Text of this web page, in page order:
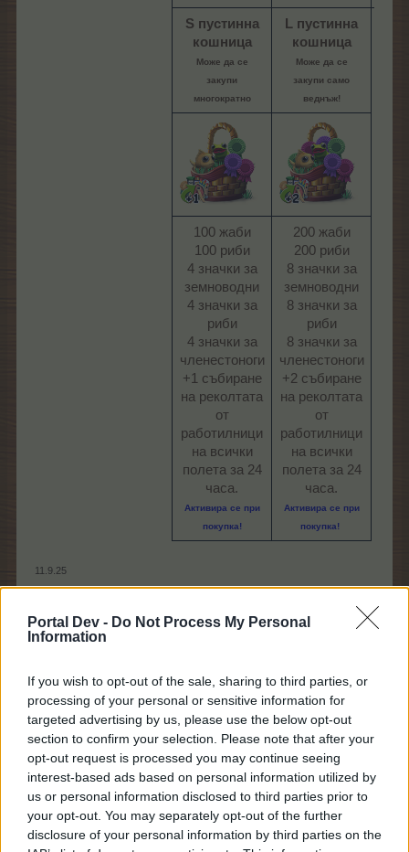
Portal Dev - Do Not Process My Personal
Information
If you wish to opt-out of the sale, sharing to third parties, or
processing of your personal or sensitive information for
targeted advertising by us, please use the below opt-out
section to confirm your selection. Please note that after your
opt-out request is processed you may continue seeing
interest-based ads based on personal information utilized by
us or personal information disclosed to third parties prior to
your opt-out. You may separately opt-out of the further
disclosure of your personal information by third parties on the
S пустинна
кошница
Може да се
закупи
многократно
L пустинна
кошница
Може да се
закупи само
веднъж!
100 жаби
100 риби
4 значки за
земноводни
4 значки за
риби
4 значки за
членестоноги
+1 събиране
на реколтата
от
работилници
на всички
полета за 24
часа.
Активира се при
покупка!
200 жаби
200 риби
8 значки за
земноводни
8 значки за
риби
8 значки за
членестоноги
+2 събиране
на реколтата
от
работилници
на всички
полета за 24
часа.
Активира се при
покупка!
11.9.25
Board Administrator
Team Farmerama BG
Ето как ще изглежда прозорецът на събитието: